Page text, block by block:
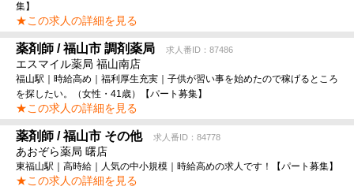
集】
★この求人の詳細を見る
薬剤師 / 福山市 調剤薬局 求人番ID：87486
エスマイル薬局 福山南店
福山駅｜時給高め｜福利厚生充実｜子供が習い事を始めたので稼げるところ
を探したい。（女性・41歳）【パート募集】
★この求人の詳細を見る
薬剤師 / 福山市 その他 求人番ID：84778
あおぞら薬局 曙店
東福山駅｜高時給｜人気の中小規模｜時給高めの求人です！【パート募集】
★この求人の詳細を見る